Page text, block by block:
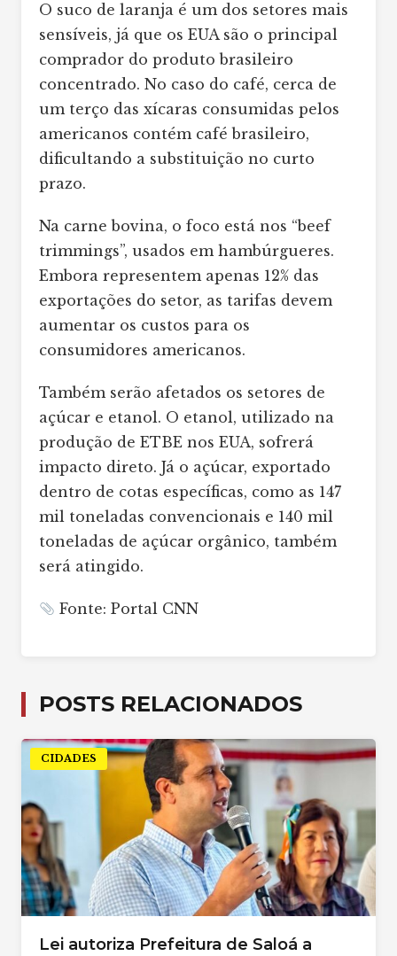
O suco de laranja é um dos setores mais
sensíveis, já que os EUA são o principal
comprador do produto brasileiro
concentrado. No caso do café, cerca de
um terço das xícaras consumidas pelos
americanos contém café brasileiro,
dificultando a substituição no curto
prazo.
Na carne bovina, o foco está nos “beef
trimmings”, usados em hambúrgueres.
Embora representem apenas 12% das
exportações do setor, as tarifas devem
aumentar os custos para os
consumidores americanos.
Também serão afetados os setores de
açúcar e etanol. O etanol, utilizado na
produção de ETBE nos EUA, sofrerá
impacto direto. Já o açúcar, exportado
dentro de cotas específicas, como as 147
mil toneladas convencionais e 140 mil
toneladas de açúcar orgânico, também
será atingido.
Fonte: Portal CNN
POSTS RELACIONADOS
CIDADES
Lei autoriza Prefeitura de Saloá a